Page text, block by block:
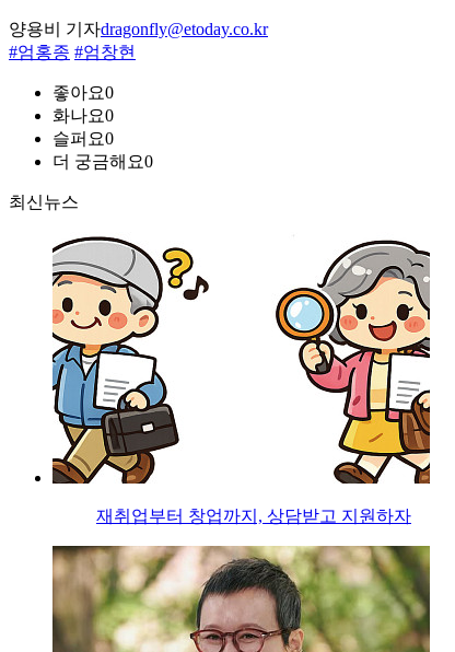
양용비 기자dragonfly@etoday.co.kr
#엄홍종 #엄창현
좋아요0
화나요0
슬퍼요0
더 궁금해요0
최신뉴스
재취업부터 창업까지, 상담받고 지원하자